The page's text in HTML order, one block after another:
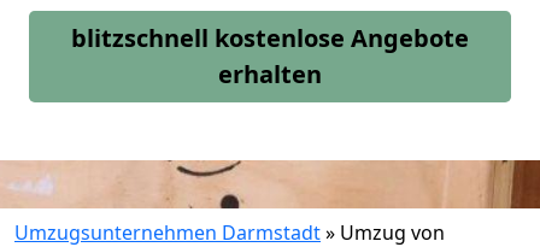
blitzschnell kostenlose Angebote
erhalten
Umzugsunternehmen Darmstadt» Umzug von